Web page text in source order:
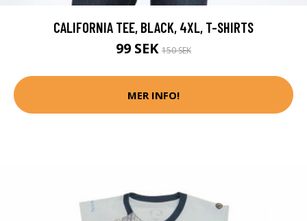
CALIFORNIA TEE, BLACK, 4XL, T-SHIRTS
99 SEK 150 SEK
MER INFO!